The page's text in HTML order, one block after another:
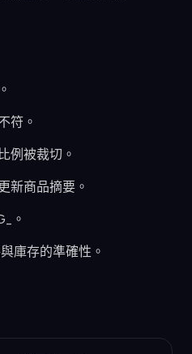
符。
例被裁切。
新商品摘要。
。
庫存的準確性。